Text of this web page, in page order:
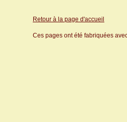
Retour à la page d'accueil
Ces pages ont été fabriquées